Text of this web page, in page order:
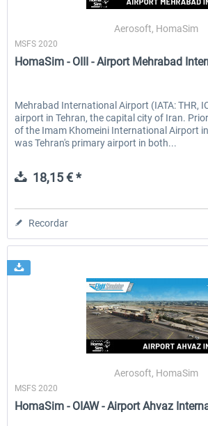
EmergencyDispatcherPro - 24h Free
0,00 € *
Aerosoft, HomaSim
MSFS 2020
HomaSim - OIII - Airport Mehrabad
Mehrabad International Airport (IATA: THR,
airport in Tehran, the capital city of Iran.
of the Imam Khomeini International Airport
was Tehran's primary airport in both...
18,15 € *
Recordar
Aerosoft, HomaSim
MSFS 2020
HomaSim - OIAW - Airport Ahvaz